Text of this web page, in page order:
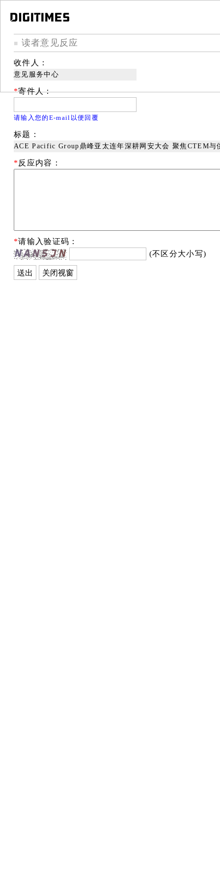
■ 读者意见反应
收件人：
意见服务中心
*寄件人：
请输入您的E-mail以便回覆
标题：
ACE Pacific Group鼎峰亚太连年深耕网安大会 聚焦CTEM与
* 反应内容：
*请输入验证码：
(不区分大小写)